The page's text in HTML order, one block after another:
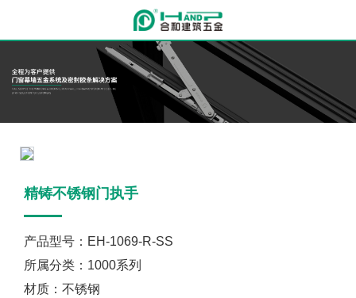
精铸不锈钢门执手
产品型号：EH-1069-R-SS
所属分类：1000系列
材质：不锈钢